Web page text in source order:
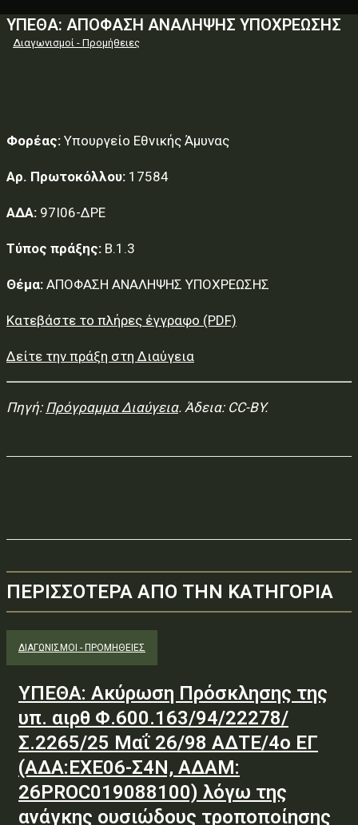
ΥΠΕΘΑ: ΑΠΟΦΑΣΗ ΑΝΑΛΗΨΗΣ ΥΠΟΧΡΕΩΣΗΣ
Διαγωνισμοί - Προμήθειες
Φορέας: Υπουργείο Εθνικής Άμυνας
Αρ. Πρωτοκόλλου: 17584
ΑΔΑ: 97Ι06-ΔΡΕ
Τύπος πράξης: Β.1.3
Θέμα: ΑΠΟΦΑΣΗ ΑΝΑΛΗΨΗΣ ΥΠΟΧΡΕΩΣΗΣ
Κατεβάστε το πλήρες έγγραφο (PDF)
Δείτε την πράξη στη Διαύγεια
Πηγή: Πρόγραμμα Διαύγεια. Άδεια: CC-BY.
ΠΕΡΙΣΣΟΤΕΡΑ ΑΠΟ ΤΗΝ ΚΑΤΗΓΟΡΙΑ
ΔΙΑΓΩΝΙΣΜΟΊ - ΠΡΟΜΉΘΕΙΕΣ
ΥΠΕΘΑ: Ακύρωση Πρόσκλησης της
υπ. αιρθ Φ.600.163/94/22278/
Σ.2265/25 Μαΐ 26/98 ΑΔΤΕ/4ο ΕΓ
(ΑΔΑ:ΕΧΕ06-Σ4Ν, ΑΔΑΜ:
26PROC019088100) λόγω της
ανάγκης ουσιώδους τροποποίησης